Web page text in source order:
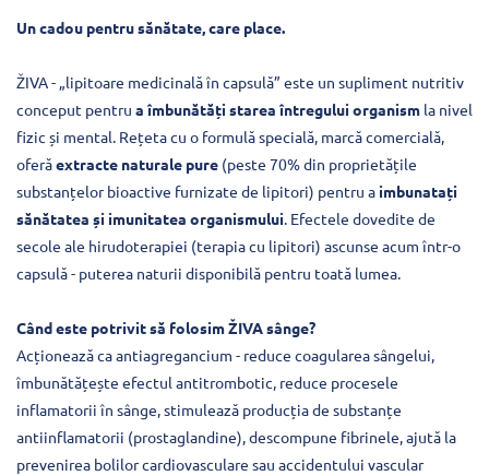
Un cadou pentru sănătate, care place.
ŽIVA - „lipitoare medicinală în capsulă” este un supliment nutritiv
conceput pentru a îmbunătăți starea întregului organism la nivel
fizic și mental. Rețeta cu o formulă specială, marcă comercială,
oferăextracte naturale pure (peste 70% din proprietățile
substanțelor bioactive furnizate de lipitori) pentru a imbunatați
sănătatea și imunitatea organismului. Efectele dovedite de
secole ale hirudoterapiei (terapia cu lipitori) ascunse acum într-o
capsulă - puterea naturii disponibilă pentru toată lumea.
Când este potrivit să folosim ŽIVA sânge?
Acționează ca antiagregancium - reduce coagularea sângelui,
îmbunătățește efectul antitrombotic, reduce procesele
inflamatorii în sânge, stimulează producția de substanțe
antiinflamatorii (prostaglandine), descompune fibrinele, ajută la
prevenirea bolilor cardiovasculare sau accidentului vascular